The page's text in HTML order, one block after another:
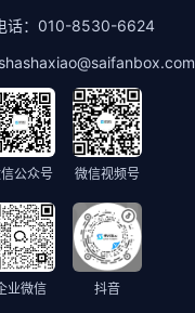
： 010-8530-6624
shashaxiao@saifanbox.com
公众号 微信视频号
业微信 抖音